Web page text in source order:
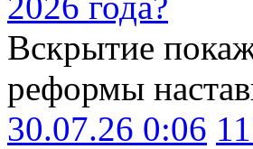
Вскрытие
реформы
30.07.26 0:06